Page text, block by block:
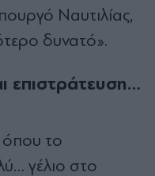
Ναυτιλίας,
δυνατό».
επιστράτευση…
όπου το
γέλιο στο